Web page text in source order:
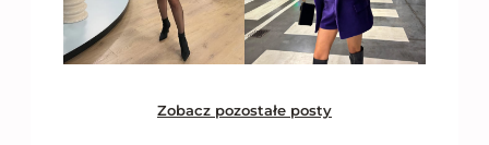
Zobacz pozostałe posty